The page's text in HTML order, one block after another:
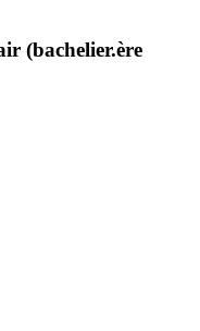
(bachelier.ère